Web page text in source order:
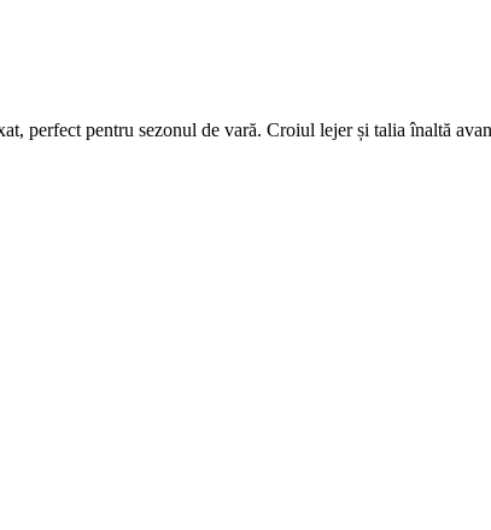
perfect pentru sezonul de vară. Croiul lejer și talia înaltă